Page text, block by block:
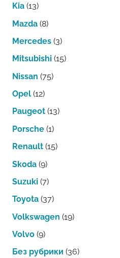
Kia (13)
Mazda (8)
Mercedes (3)
Mitsubishi (15)
Nissan (75)
Opel (12)
Paugeot (13)
Porsche (1)
Renault (15)
Skoda (9)
Suzuki (7)
Toyota (37)
Volkswagen (19)
Volvo (9)
Без рубрики (36)